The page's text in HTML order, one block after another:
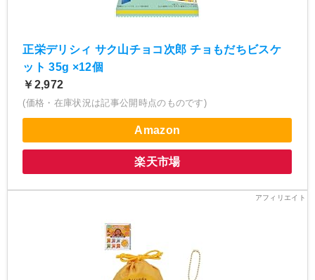
正栄デリシィ サク山チョコ次郎 チョもだちビスケ
ット 35g ×12個
￥2,972
(価格・在庫状況は記事公開時点のものです)
Amazon
楽天市場